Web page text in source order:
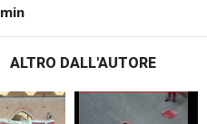
ALTRO DALL'AUTORE